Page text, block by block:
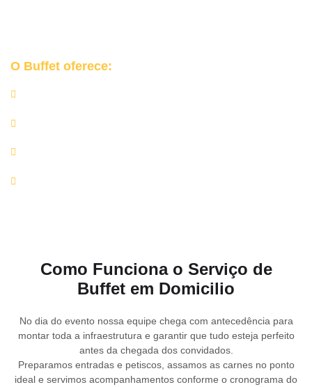
O Buffet oferece:
Como Funciona o Serviço de
Buffet em Domicilio
No dia do evento nossa equipe chega com antecedência para
montar toda a infraestrutura e garantir que tudo esteja perfeito
antes da chegada dos convidados.
Preparamos entradas e petiscos, assamos as carnes no ponto
ideal e servimos acompanhamentos conforme o cronograma do